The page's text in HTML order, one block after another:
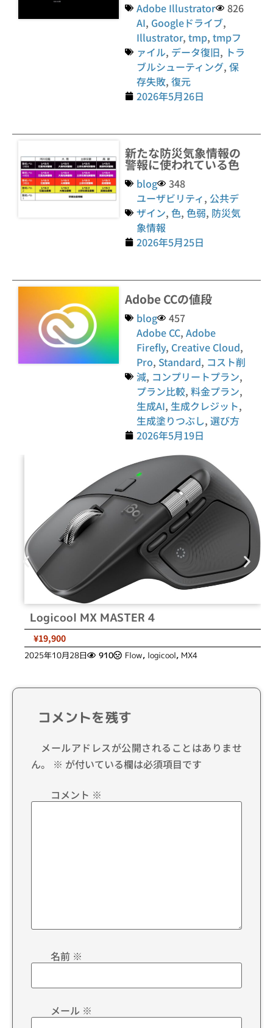
Adobe Illustrator
826
AI, Googleドライブ,
Illustrator,tmp,tmpフ
ァイル, データ復旧, トラ
ブルシューティング,保
存失敗,復元
2026年5月26日
新たな防災気象情報の
警報に使われている色
blog
348
ユーザビリティ, 公共デ
ザイン,色,色弱, 防災気
象情報
2026年5月25日
Adobe CCの値段
blog
457
Adobe CC,Adobe
Firefly, Creative Cloud,
Pro, Standard, コスト削
減, コンプリートプラン,
プラン比較,料金プラン,
生成AI, 生成クレジット,
生成塗りつぶし,選び方
2026年5月19日
Logicool MX MASTER 4
¥19,900
2025年10月28日 910 Flow, logicool, MX4
コメントを残す
メールアドレスが公開されることはありませ
ん。
※ が付いている欄は必須項目です
コメント ※
名前 ※
メール ※